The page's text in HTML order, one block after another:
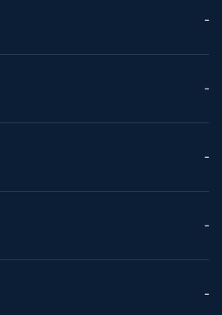
--
--
--
--
--